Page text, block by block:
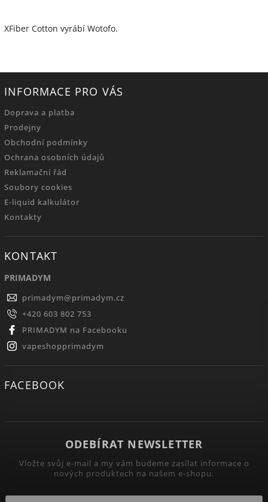
XFiber Cotton vyrábí Wotofo.
INFORMACE PRO VÁS
Doprava a platba
Prodejny
Obchodní podmínky
Ochrana osobních údajů
Reklamační řád
Soubory cookies
E-liquid kalkulátor
Kontakty
KONTAKT
PRIMADYM
primadym@primadym.cz
+420 603 802 753
PRIMADYM na Facebooku
vapeshopprimadym
FACEBOOK
ODEBÍRAT NEWSLETTER
Vložte svůj e-mail a my vám budeme zasílat informace o
nových produktech na našem e-shopu.